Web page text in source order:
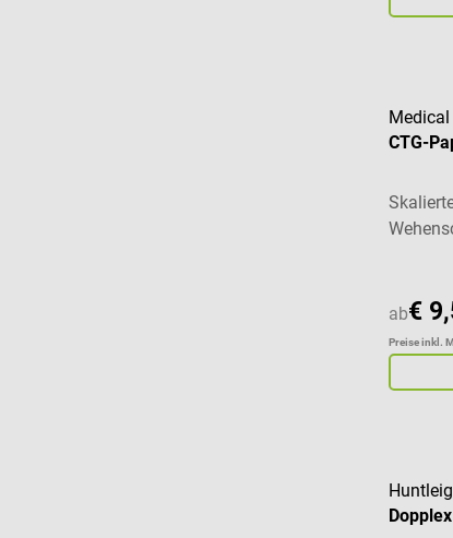
CTG-
ab€
Preise inkl.